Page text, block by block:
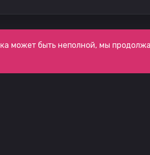
может быть неполной, мы